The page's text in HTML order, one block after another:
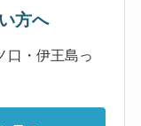
方へ
口・伊王島っ